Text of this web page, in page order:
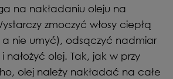
na nakładaniu oleju na
zmoczyć włosy ciepłą
nie umyć), odsączyć nadmiar
nałożyć olej. Tak, jak w przy
olej należy nakładać na całe